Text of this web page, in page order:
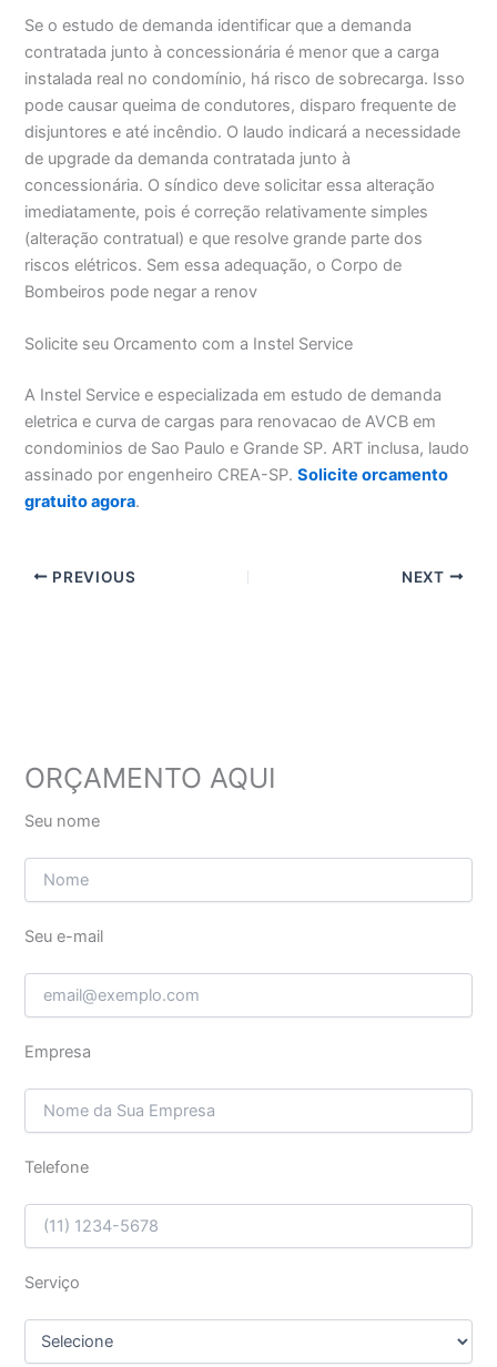
Se o estudo de demanda identificar que a demanda
contratada junto à concessionária é menor que a carga
instalada real no condomínio, há risco de sobrecarga. Isso
pode causar queima de condutores, disparo frequente de
disjuntores e até incêndio. O laudo indicará a necessidade
de upgrade da demanda contratada junto à
concessionária. O síndico deve solicitar essa alteração
imediatamente, pois é correção relativamente simples
(alteração contratual) e que resolve grande parte dos
riscos elétricos. Sem essa adequação, o Corpo de
Bombeiros pode negar a renov
Solicite seu Orcamento com a Instel Service
A Instel Service e especializada em estudo de demanda
eletrica e curva de cargas para renovacao de AVCB em
condominios de Sao Paulo e Grande SP. ART inclusa, laudo
assinado por engenheiro CREA-SP.Solicite orcamento
gratuito agora.
PREVIOUS NEXT
ORÇAMENTO AQUI
Seu nome
Seu e-mail
Empresa
Telefone
Serviço